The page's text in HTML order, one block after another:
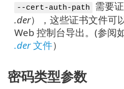
--cert-auth-path 需要
.der），这些证书文件可
Web 控制台导出。(参阅
.der文件）
密码类型参数